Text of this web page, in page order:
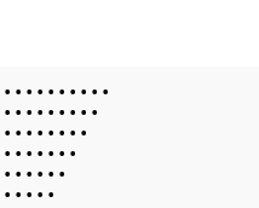
• • • • • • • • • •
• • • • • • • • •
• • • • • • • •
• • • • • • •
• • • • • •
• • • • •